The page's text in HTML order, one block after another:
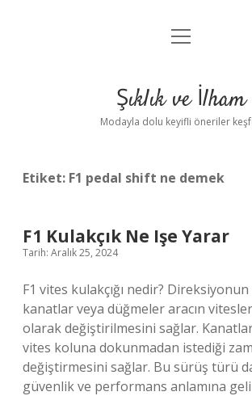
Anasayfa
Yasal Uyarı
menüyü
Şıklık ve İlham
Modayla dolu keyifli öneriler
Etiket: F1 pedal shift ne demek
F1 Kulakçık Ne Işe Yarar
Tarih: Aralık 25, 2024
F1 vites kulakçığı nedir?
kanatlar veya düğmeler aracın
olarak değiştirilmesini sağlar.
vites koluna dokunmadan istediği
değiştirmesini sağlar. Bu sürüş türü
güvenlik ve performans anlamına